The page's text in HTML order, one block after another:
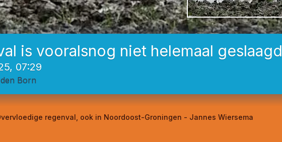
is vooralsnog niet helemaal geslaagd
07:29
Born
regenval, ook in Noordoost-Groningen - Jannes Wiersema